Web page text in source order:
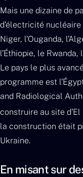
Mais une dizaine de
d’électricité nucléaire
Niger, l’Ouganda,
l’Éthiopie, le
Le pays le plus
programme est
and Radiological
construire au site d’El
la construction était
Ukraine.
En misant sur